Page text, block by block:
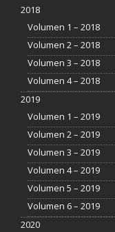
2018
Volumen 1 – 2018
Volumen 2 – 2018
Volumen 3 – 2018
Volumen 4 – 2018
2019
Volumen 1 – 2019
Volumen 2 – 2019
Volumen 3 – 2019
Volumen 4 – 2019
Volumen 5 – 2019
Volumen 6 – 2019
2020